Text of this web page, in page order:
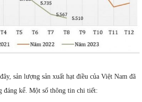
sản lượng sản xuất hạt điều của Việt Nam đã
đáng kể. Một số thông tin chi tiết: